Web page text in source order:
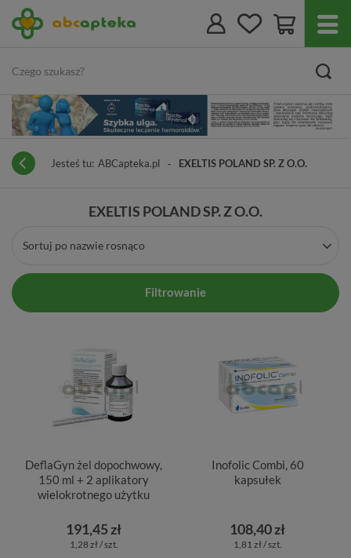
Jesteś tu: ABCapteka.pl EXELTIS POLAND SP. Z O.O.
EXELTIS POLAND SP. Z O.O.
Sortuj po nazwie rosnąco
Filtrowanie
DeflaGyn żel dopochwowy,
150 ml + 2 aplikatory
wielokrotnego użytku
191,45 zł
1,28 zł / szt.
Inofolic Combi, 60
kapsułek
108,40 zł
1,81 zł / szt.